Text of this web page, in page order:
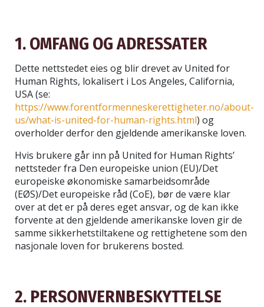
1. OMFANG OG ADRESSATER
Dette nettstedet eies og blir drevet av United for
Human Rights, lokalisert i Los Angeles, California,
USA (se:
https://www.forentformenneskerettigheter.no/about-
us/what-is-united-for-human-rights.html) og
overholder derfor den gjeldende amerikanske loven.
Hvis brukere går inn på United for Human Rights’
nettsteder fra Den europeiske union (EU)/Det
europeiske økonomiske samarbeidsområde
(EØS)/Det europeiske råd (CoE), bør de være klar
over at det er på deres eget ansvar, og de kan ikke
forvente at den gjeldende amerikanske loven gir de
samme sikkerhetstiltakene og rettighetene som den
nasjonale loven for brukerens bosted.
2. PERSONVERNBESKYTTELSE